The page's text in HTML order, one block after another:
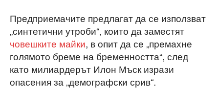
Предприемачите предлагат да се използват
„синтетични утроби“, които да заместят
човешките майки, в опит да се „премахне
голямото бреме на бременността“, след
като милиардерът Илон Мъск изрази
опасения за „демографски срив“.